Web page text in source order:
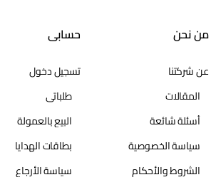
اشترك في النشرة الإخبارية لدينا لتحصل على أحدث الأخبار
لا تظهر هذا النافذة مرة أخرى
من نحن
عن شركتنا
المقالات
أسئلة شائعة
سياسة الخصوصية
الشروط والأحكام
حسابي
تسجيل دخول
طلباتي
البيع بالعمولة
بطاقات الهدايا
سياسة الأرجاع